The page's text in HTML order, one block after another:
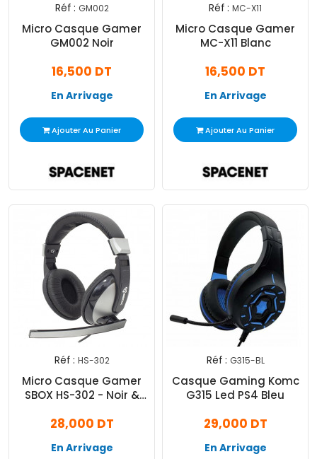
Réf : GM002
Micro Casque Gamer
GM002 Noir
16,500 DT
En Arrivage
Ajouter Au Panier
Réf : MC-X11
Micro Casque Gamer
MC-X11 Blanc
16,500 DT
En Arrivage
Ajouter Au Panier
Réf : HS-302
Micro Casque Gamer
SBOX HS-302 - Noir &
28,000 DT
En Arrivage
Réf : G315-BL
Casque Gaming Komc
G315 Led PS4 Bleu
29,000 DT
En Arrivage